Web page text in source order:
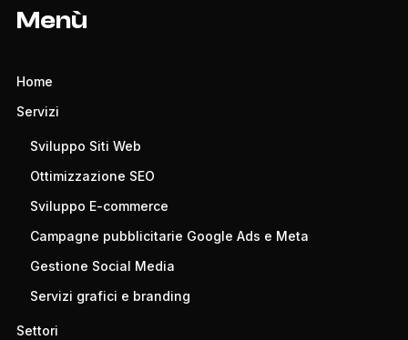
Menù
Home
Servizi
Sviluppo Siti Web
Ottimizzazione SEO
Sviluppo E-commerce
Campagne pubblicitarie Google Ads e Meta
Gestione Social Media
Servizi grafici e branding
Settori